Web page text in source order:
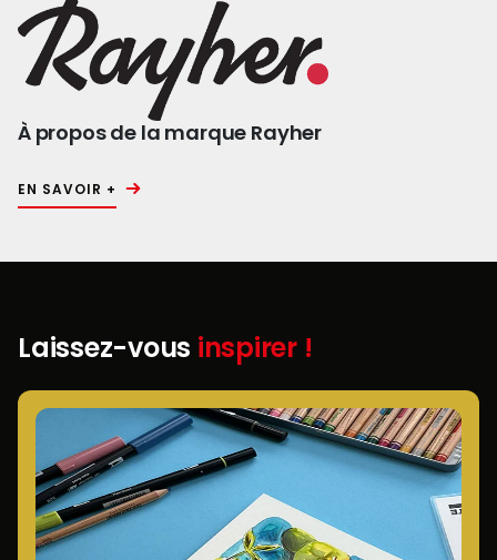
À propos de la marque Rayher
EN SAVOIR +
Laissez-vous inspirer !